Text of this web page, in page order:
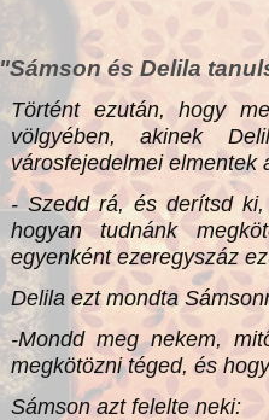
"Sámson és Delila
Történt ezután, hogy
völgyében, akinek
városfejedelmei elmentek
- Szedd rá, és derítsd
hogyan tudnánk
egyenként ezeregyszáz
Delila ezt mondta
-Mondd meg nekem,
megkötözni téged, és
Sámson azt felelte neki: